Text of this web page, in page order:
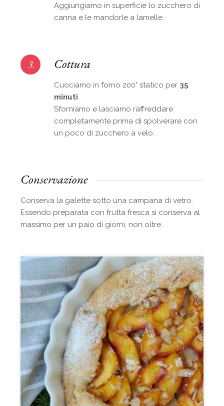
Aggiungiamo in superficie lo zucchero di
canna e le mandorle a lamelle.
3. Cottura
Cuociamo in forno 200° statico per 35
minuti.
Sforniamo e lasciamo raffreddare
completamente prima di spolverare con
un poco di zucchero a velo.
Conservazione
Conserva la galette sotto una campana di vetro.
Essendo preparata con frutta fresca si conserva al
massimo per un paio di giorni, non oltre.